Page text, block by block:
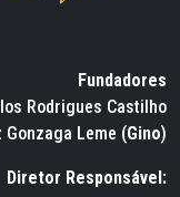
Fundadores
Rodrigues Castilho
Leme (Gino)
Diretor Responsável: